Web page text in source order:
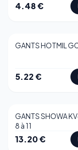
4.48€
GANTS HOTMIL
5.22€
GANTS SHOWA
8 à 11
13.20€